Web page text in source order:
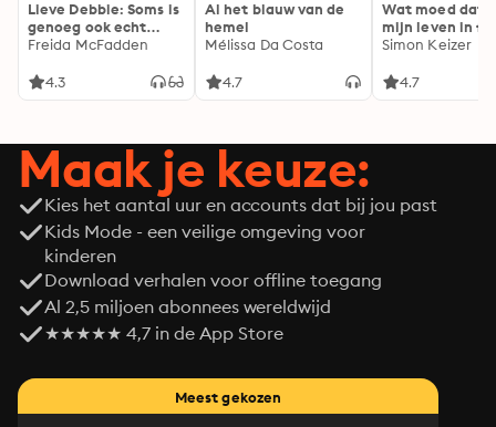
Lieve Debbie: Soms is
genoeg ook echt
genoeg...
Freida McFadden
4.3
Al het blauw van de
hemel
Mélissa Da Costa
4.7
Wat moed dat
mijn leven in
Simon Keizer
4.7
Maak je keuze:
Kies het aantal uur en accounts dat bij jou past
Kids Mode - een veilige omgeving voor
kinderen
Download verhalen voor offline toegang
Al 2,5 miljoen abonnees wereldwijd
★★★★★ 4,7 in de App Store
Meest gekozen